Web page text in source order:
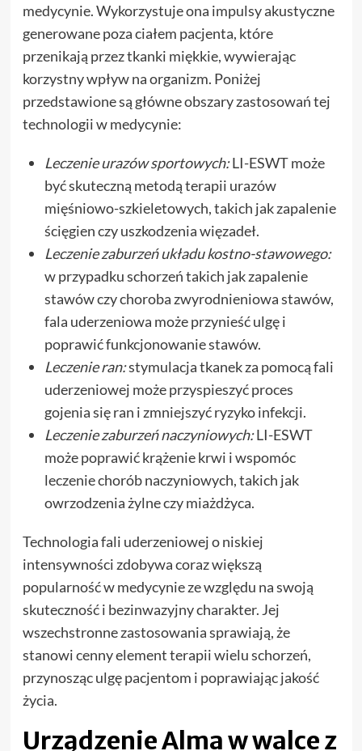
medycynie. Wykorzystuje ona impulsy akustyczne
generowane poza ciałem pacjenta, które
przenikają przez tkanki miękkie, wywierając
korzystny wpływ na organizm. Poniżej
przedstawione są główne obszary zastosowań tej
technologii w medycynie:
Leczenie urazów sportowych:LI-ESWT może
być skuteczną metodą terapii urazów
mięśniowo-szkieletowych, takich jak zapalenie
ścięgien czy uszkodzenia więzadeł.
Leczenie zaburzeń układu kostno-stawowego:
w przypadku schorzeń takich jak zapalenie
stawów czy choroba zwyrodnieniowa stawów,
fala uderzeniowa może przynieść ulgę i
poprawić funkcjonowanie stawów.
Leczenie ran:stymulacja tkanek za pomocą fali
uderzeniowej może przyspieszyć proces
gojenia się ran i zmniejszyć ryzyko infekcji.
Leczenie zaburzeń naczyniowych:LI-ESWT
może poprawić krążenie krwi i wspomóc
leczenie chorób naczyniowych, takich jak
owrzodzenia żylne czy miażdżyca.
Technologia fali uderzeniowej o niskiej
intensywności zdobywa coraz większą
popularność w medycynie ze względu na swoją
skuteczność i bezinwazyjny charakter. Jej
wszechstronne zastosowania sprawiają, że
stanowi cenny element terapii wielu schorzeń,
przynosząc ulgę pacjentom i poprawiając jakość
życia.
Urządzenie Alma w walce z